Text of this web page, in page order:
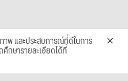
พ และประสบการณ์ที่ดีในการ
กษารายละเอียดได้ที่